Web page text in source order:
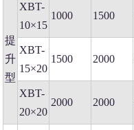
提
升
型
XBT-
10×15
1000 1500
XBT-
15×20
1500 2000
XBT-
20×20
2000 2000